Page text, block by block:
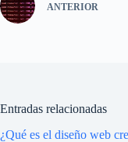
ANTERIOR
Entradas relacionadas
¿Qué es el diseño web